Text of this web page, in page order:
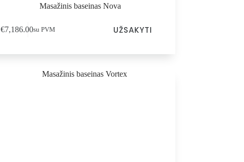
Masažinis baseinas Nova
€7,186.00su PVM UŽSAKYTI